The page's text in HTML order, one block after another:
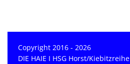
Copyright 2016 - 2026
DIE HAIE I HSG Horst/Kiebitzreihe